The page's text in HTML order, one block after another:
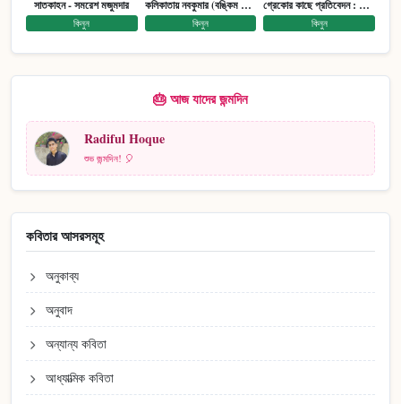
সাতকাহন - সমরেশ মজুমদার
কিনুন
কলিকাতায় নবকুমার (বঙ্কিম পুরষ্কারে সম্মানিত)(মানবিক মেগা উপন্যাস)
কিনুন
গ্রেকোর কাছে প্রতিবেদন : আত্মজীবনী
কিনুন
🎂 আজ যাদের জন্মদিন
Radiful Hoque
শুভ জন্মদিন! 🎈
কবিতার আসরসমূহ
অনুকাব্য
অনুবাদ
অন্যান্য কবিতা
আধ্যাত্মিক কবিতা